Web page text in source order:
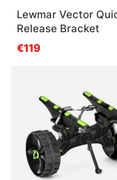
Lewmar Vector
Release Bracket
€119